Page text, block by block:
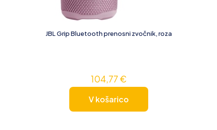
JBL Grip Bluetooth prenosni zvočnik, roza
104,77 €
V košarico